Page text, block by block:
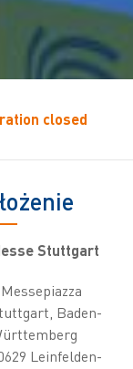
closed
Stuttgart
Baden-
Leinfelden-